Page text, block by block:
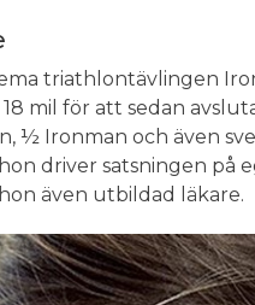
triathlontävlingen
mil för att sedan
½ Ironman och även
driver satsningen på
även utbildad läkare.